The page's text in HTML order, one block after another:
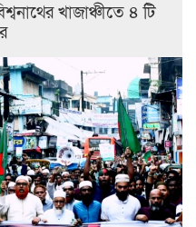
খাজাঞ্চীতে ৪ টি